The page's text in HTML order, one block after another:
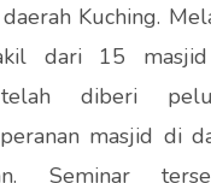
Kuching.
dari 15
diberi
masjid di
Seminar